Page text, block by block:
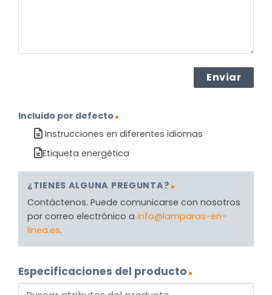
Incluido por defecto
Instrucciones en diferentes idiomas
Etiqueta energética
¿TIENES ALGUNA PREGUNTA?
Contáctenos. Puede comunicarse con nosotros
por correo electrónico a info@lamparas-en-
linea.es.
Especificaciones del producto